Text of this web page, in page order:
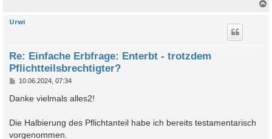
Urwi
Re: Einfache Erbfrage: Enterbt - trotzdem
Pflichtteilsbrechtigter?
B
i
t
a
g
10.06.2024, 07:34
Danke vielmals alles2!
Die Halbierung des Pflichtanteil habe ich bereits testamentarisch
vorgenommen.